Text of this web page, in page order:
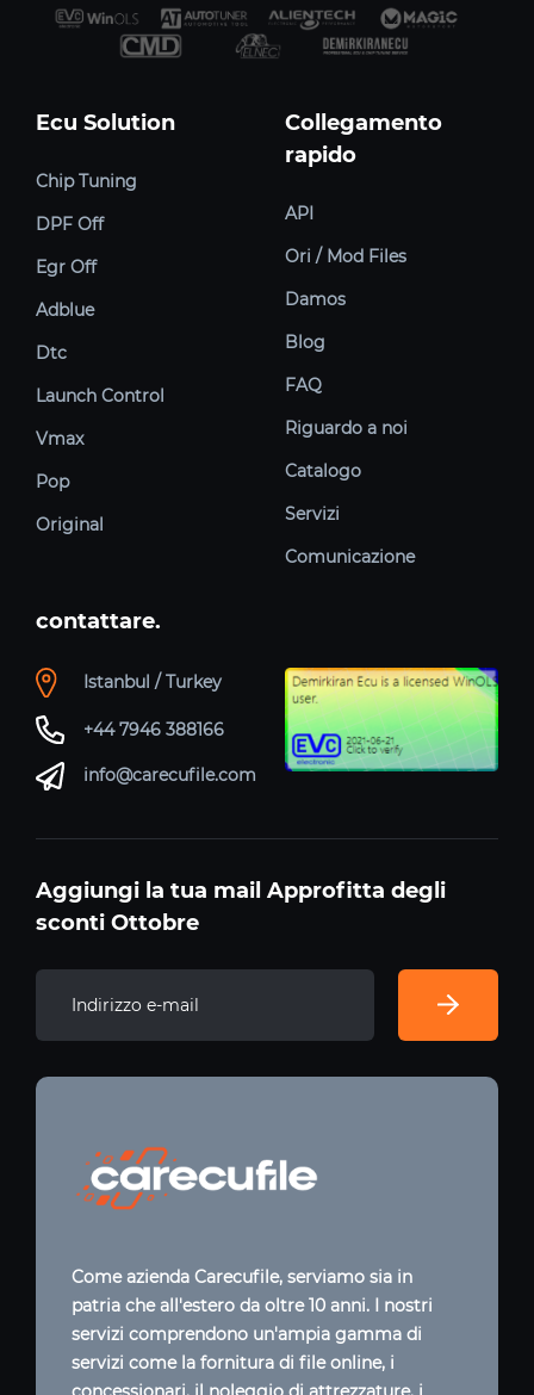
Ecu Solution
Chip Tuning
DPF Off
Egr Off
Adblue
Dtc
Launch Control
Vmax
Pop
Original
Collegamento
rapido
API
Ori / Mod Files
Damos
Blog
FAQ
Riguardo a noi
Catalogo
Servizi
Comunicazione
contattare.
Istanbul / Turkey
+44 7946 388166
info@carecufile.com
Aggiungi la tua mail Approfitta degli
sconti Ottobre
Come azienda Carecufile, serviamo sia in
patria che all'estero da oltre 10 anni. I nostri
servizi comprendono un'ampia gamma di
servizi come la fornitura di file online, i